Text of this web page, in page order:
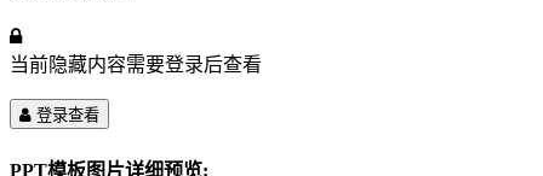
当前隐藏内容需要登录后查看
登录查看
PPT模板图片详细预览: